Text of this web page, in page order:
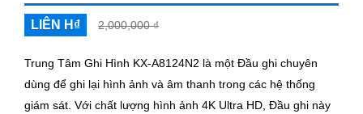
LIÊN H₫ 2,000,000 ₫
Trung Tâm Ghi Hình KX-A8124N2 là một Đầu ghi chuyên
dùng để ghi lại hình ảnh và âm thanh trong các hệ thống
giám sát. Với chất lượng hình ảnh 4K Ultra HD, Đầu ghi này